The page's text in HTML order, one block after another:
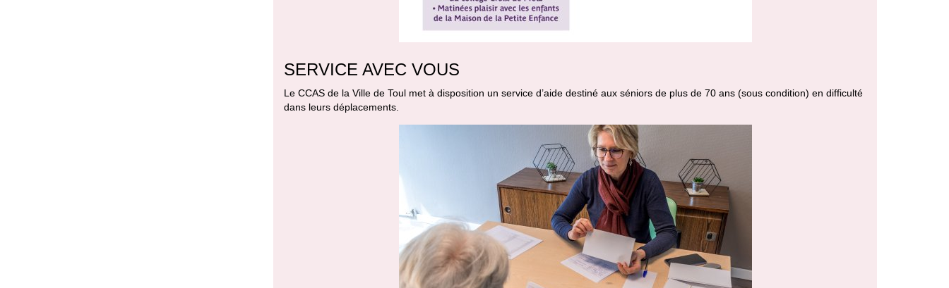
SERVICE AVEC VOUS
Le CCAS de la Ville de Toul met à disposition un service d’aide destiné aux séniors de plus de 70 ans (sous condition) en difficulté
dans leurs déplacements.